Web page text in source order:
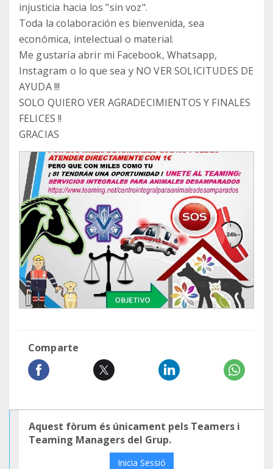
injusticia hacia los "sin voz".
Toda la colaboración es bienvenida, sea
económica, intelectual o material.
Me gustaría abrir mi Facebook, Whatsapp,
Instagram o lo que sea y NO VER SOLICITUDES DE
AYUDA !!!
SOLO QUIERO VER AGRADECIMIENTOS Y FINALES
FELICES !!
GRACIAS
Comparte
Aquest fòrum és únicament pels Teamers i
Teaming Managers del Grup.
Inicia Sessió